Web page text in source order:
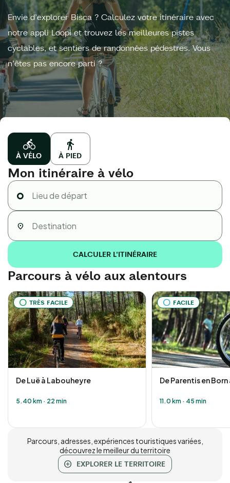
Envie d’explorer Bisca ? Calculez votre itinéraire avec
notre appli Loopi et trouvez les meilleures pistes
cyclables, et sentiers de randonnées pédestres. Vous
n’êtes pas encore parti ?
À VÉLO À PIED
Mon itinéraire à vélo
CALCULER L'ITINÉRAIRE
Parcours à vélo aux alentours
TRÈS FACILE
De Luë à Labouheyre
5.40 km · 22 min
FACILE
De Parentis en Born
11.0 km · 45 min
Parcours, adresses, expériences touristiques variées,
découvrez le meilleur du territoire
EXPLORER LE TERRITOIRE